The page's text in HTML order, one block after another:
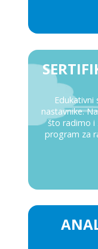
Edukativni
nastavnike.
što radimo i
program za